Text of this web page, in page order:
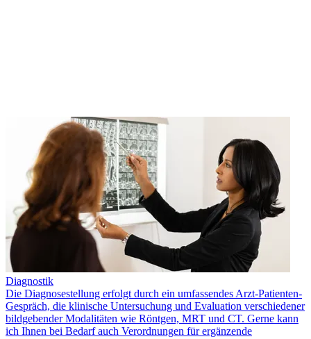
Diagnostik
Die Diagnosestellung erfolgt durch ein umfassendes Arzt-Patienten-
Gespräch, die klinische Untersuchung und Evaluation verschiedener
bildgebender Modalitäten wie Röntgen, MRT und CT. Gerne kann
ich Ihnen bei Bedarf auch Verordnungen für ergänzende